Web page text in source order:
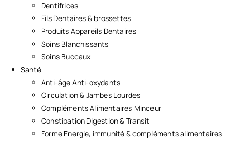
Dentifrices
Fils Dentaires & brossettes
Produits Appareils Dentaires
Soins Blanchissants
Soins Buccaux
Santé
Anti-âge Anti-oxydants
Circulation & Jambes Lourdes
Compléments Alimentaires Minceur
Constipation Digestion & Transit
Forme Energie, immunité & compléments alimentaires